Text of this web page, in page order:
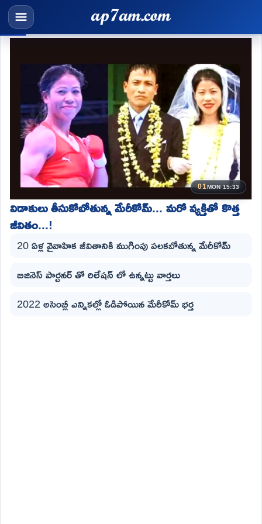
01MON 15:33
విడాకులు తీసుకోబోతున్న మేరీకోమ్... మరో వ్యక్తితో కొత్త
జీవితం...!
20 ఏళ్ల వైవాహిక జీవితానికి ముగింపు పలకబోతున్న మేరీకోమ్
బిజినెస్ పార్టనర్ తో రిలేషన్ లో ఉన్నట్టు వార్తలు
2022 అసెంబ్లీ ఎన్నికల్లో ఓడిపోయిన మేరీకోమ్ భర్త